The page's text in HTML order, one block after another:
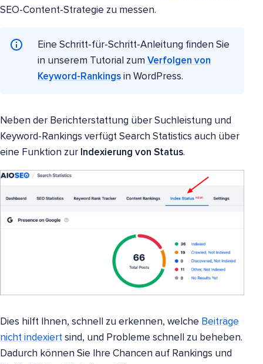
SEO-Content-Strategie zu messen.
Eine Schritt-für-Schritt-Anleitung finden Sie
in unserem Tutorial zum Verfolgen von
Keyword-Rankings in WordPress.
Neben der Berichterstattung über Suchleistung und
Keyword-Rankings verfügt Search Statistics auch über
eine Funktion zur Indexierung von Status.
Dies hilft Ihnen, schnell zu erkennen, welche Beiträge
nicht indexiert sind, und Probleme schnell zu beheben.
Dadurch können Sie Ihre Chancen auf Rankings und